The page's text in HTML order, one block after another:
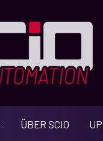
ÜBER SCIO